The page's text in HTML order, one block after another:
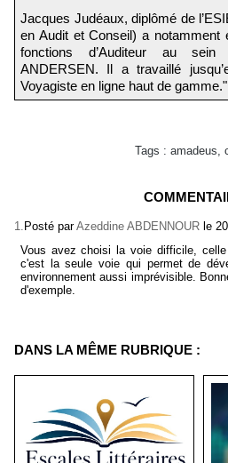
Jacques Judéaux, diplômé de
en Audit et Conseil) a notamment
fonctions d’Auditeur au
ANDERSEN. Il a travaillé
Voyagiste en ligne haut de gamme."
Tags : amadeus,
1. Posté parAzeddine ABDENNOUR le
Vous avez choisi la voie difficile,
c'est la seule voie qui permet de
environnement aussi imprévisible.
d'exemple.
DANS LA MÊME RUBRIQUE :